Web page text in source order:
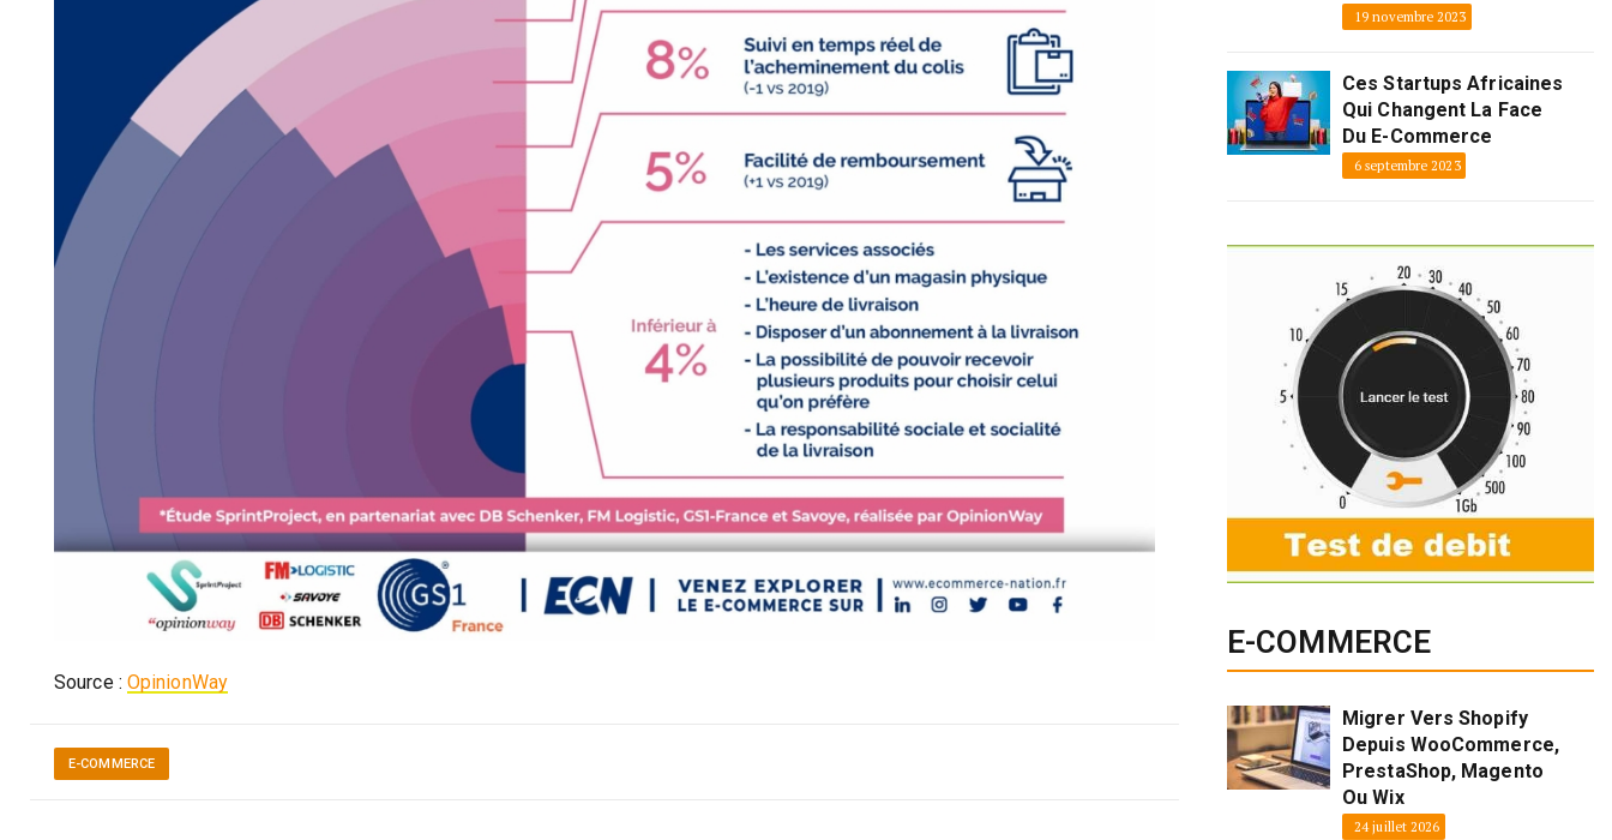
Source : OpinionWay
E-COMMERCE
19 novembre 2023
Ces Startups Africaines
Qui Changent La Face
Du E-Commerce
6 septembre 2023
E-COMMERCE
Migrer Vers Shopify
Depuis WooCommerce,
PrestaShop, Magento
Ou Wix
24 juillet 2026